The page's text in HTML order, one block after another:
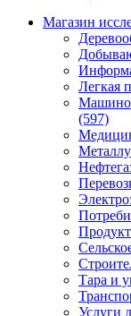
Магазин
Легкая
(597)
Тара и
Услуги